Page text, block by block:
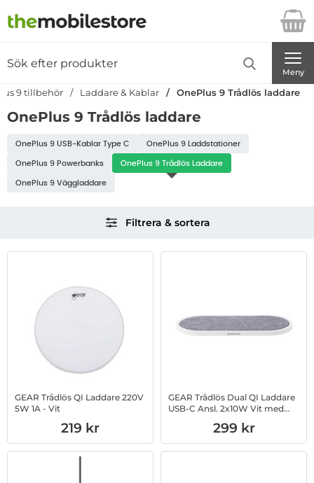
Startsidan för Danira Telecom AB
Meny
9 tillbehör Laddare & Kablar OnePlus 9 Trådlös laddare
OnePlus 9 Trådlös laddare
Underkategorier
OnePlus 9 USB-Kablar Type C OnePlus 9 Laddstationer
OnePlus 9 Powerbanks OnePlus 9 Trådlös Laddare
OnePlus 9 Väggladdare
Filtrera & sortera
Filtrera & sortera
GEAR Trådlös QI Laddare 220V
5W 1A - Vit
Art. nr 1002763453
219 kr
GEAR Trådlös Dual QI Laddare
USB-C Ansl. 2x10W Vit med
Art. nr 1002837980
299 kr